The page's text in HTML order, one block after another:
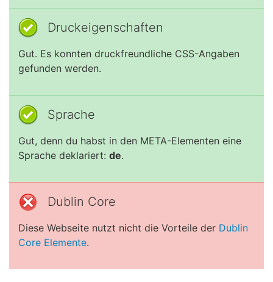
Druckeigenschaften
Gut. Es konnten druckfreundliche CSS-Angaben
gefunden werden.
Sprache
Gut, denn du habst in den META-Elementen eine
Sprache deklariert: de.
Dublin Core
Diese Webseite nutzt nicht die Vorteile der Dublin
Core Elemente.